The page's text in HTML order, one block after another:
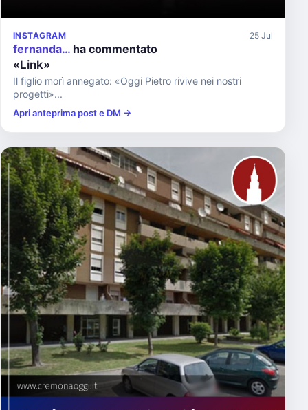
INSTAGRAM 25 Jul
fernanda… ha commentato
«Link»
Il figlio morì annegato: «Oggi Pietro rivive nei nostri
progetti»...
Apri anteprima post e DM →